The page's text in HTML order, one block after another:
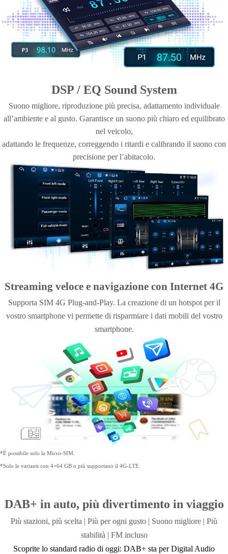
DSP / EQ Sound System
Suono migliore, riproduzione più precisa, adattamento individuale
all’ambiente e al gusto. Garantisce un suono più chiaro ed equilibrato
nel veicolo,
adattando le frequenze, correggendo i ritardi e calibrando il suono con
precisione per l’abitacolo.
Streaming veloce e navigazione con Internet 4G
Supporta SIM 4G Plug-and-Play. La creazione di un hotspot per il
vostro smartphone vi permette di risparmiare i dati mobili del vostro
smartphone.
*È possibile solo la Micro-SIM.
*Solo le varianti con 4+64 GB o più supportano il 4G-LTE.
DAB+ in auto, più divertimento in viaggio
Più stazioni, più scelta | Più per ogni gusto | Suono migliore | Più
stabilità | FM incluso
Scoprite lo standard radio di oggi: DAB+ sta per Digital Audio